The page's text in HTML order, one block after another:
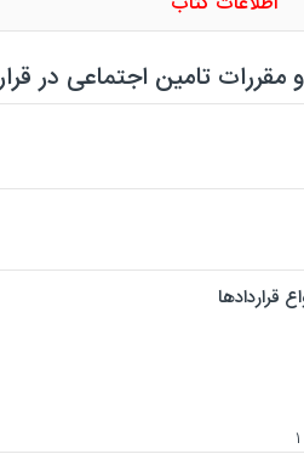
مقررات تامین اجتماعی در
قراردادها